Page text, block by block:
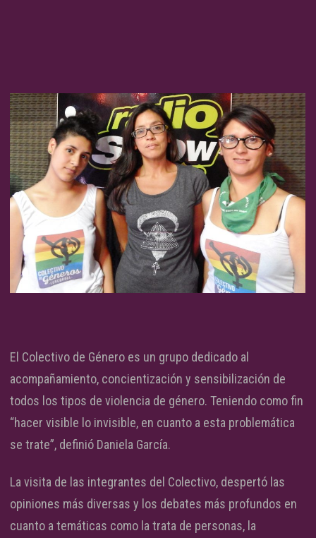
El Colectivo de Género es un grupo dedicado al
acompañamiento, concientización y sensibilización de
todos los tipos de violencia de género. Teniendo como fin
“hacer visible lo invisible, en cuanto a esta problemática
se trate”, definió Daniela García.
La visita de las integrantes del Colectivo, despertó las
opiniones más diversas y los debates más profundos en
cuanto a temáticas como la trata de personas, la